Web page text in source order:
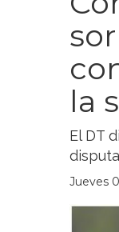
la
El DT
Jueves